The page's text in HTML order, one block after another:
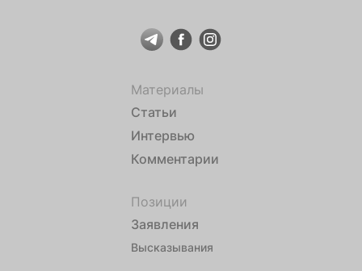
Материалы
Статьи
Интервью
Комментарии
Позиции
Заявления
Высказывания